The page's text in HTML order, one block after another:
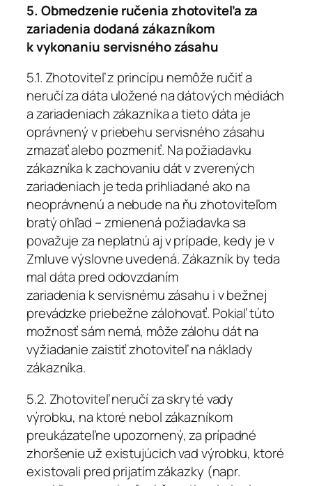
5. Obmedzenie ručenia zhotoviteľa za
zariadenia dodaná zákazníkom
k vykonaniu servisného zásahu
5.1. Zhotoviteľ z princípu nemôže ručiť a
neručí za dáta uložené na dátových médiách
a zariadeniach zákazníka a tieto dáta je
oprávnený v priebehu servisného zásahu
zmazať alebo pozmeniť. Na požiadavku
zákazníka k zachovaniu dát v zverených
zariadeniach je teda prihliadané ako na
neoprávnenú a nebude na ňu zhotoviteľom
bratý ohľad – zmienená požiadavka sa
považuje za neplatnú aj v prípade, kedy je v
Zmluve výslovne uvedená. Zákazník by teda
mal dáta pred odovzdaním
zariadenia k servisnému zásahu i v bežnej
prevádzke priebežne zálohovať. Pokiaľ túto
možnosť sám nemá, môže zálohu dát na
vyžiadanie zaistiť zhotoviteľ na náklady
zákazníka.
5.2. Zhotoviteľ neručí za skryté vady
výrobku, na ktoré nebol zákazníkom
preukázateľne upozornený, za prípadné
zhoršenie už existujúcich vad výrobku, ktoré
existovali pred prijatím zákazky (napr.